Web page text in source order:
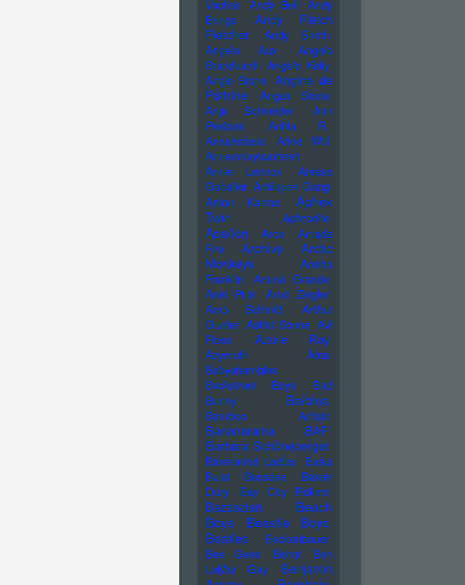
Vachss Andy Bell
Andy
Brings
Andy Fletch
Fletcher
Andy Smith
Angela Aux
Angelo
Branduardi Angelo Kelly
Angie Stone Angine de
Poitrine
Angus Stone
Anja Schneider
Ann
Peebles
AnNa R.
Annahstasia
Anne Will
Annenmaykantereit
Annie Lennox
Anreas
Gabalier Antilopen Gang
Anton Karras
Aphex
Twin
Aphrodite
Apsilon Arca
Arcade
Fire
Archive
Arctic
Monkeys
Aretha
Franklin
Ariana Grande
Ariel Pink
Arnd Zeigler
Arno Schmitt
Arthur
Gunter Astrid Sonne Axl
Rose
Azure Ray
Azymuth
Ätna
Babyshambles
Backstreet Boys
Bad
Bunny
Balbina
Bamboo Artists
Bananarama
BAP
Barbara Schöneberger
Barenaked Ladies
Basia
Bulat
Bassdee
Baxter
Dury
Bay City Rollers
Bazzazian
Beach
Boys
Beastie Boys
Beatles
Beckenbauer
Bee Gees
Beirut
Ben
LaMar Gay
Benjamin